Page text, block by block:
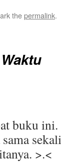
thepermalink.
buku
>.<